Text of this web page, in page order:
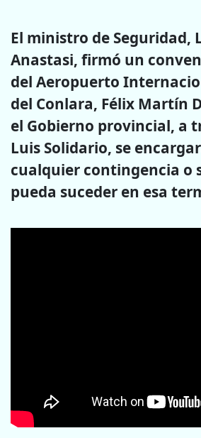
El ministro de Seguridad,
Anastasi, firmó un
del Aeropuerto
del Conlara, Félix Martín
el Gobierno provincial, a
Luis Solidario, se
cualquier contingencia o
pueda suceder en esa